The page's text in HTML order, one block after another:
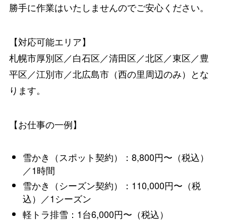
勝手に作業はいたしませんのでご安心ください。
【対応可能エリア】
札幌市厚別区／白石区／清田区／北区／東区／豊
平区／江別市／北広島市（西の里周辺のみ）とな
ります。
【お仕事の一例】
雪かき（スポット契約）：8,800円〜（税込）
／1時間
雪かき（シーズン契約）：110,000円〜（税
込）／1シーズン
軽トラ排雪：1台6,000円〜（税込）